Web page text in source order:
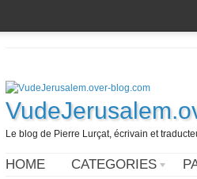
Le blog de Pierre Lurçat, écrivain et
HOME CATEGORIES